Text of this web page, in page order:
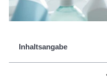
Inhaltsangabe